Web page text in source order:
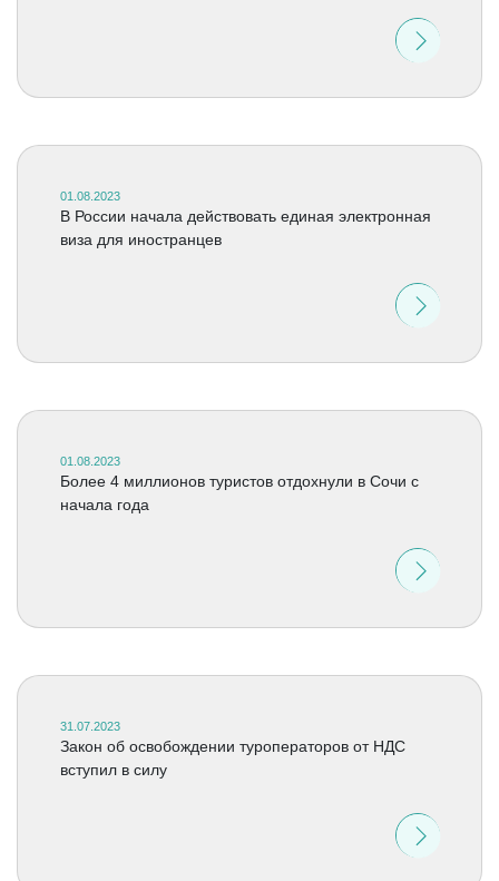
01.08.2023
В России начала действовать единая электронная
виза для иностранцев
01.08.2023
Более 4 миллионов туристов отдохнули в Сочи с
начала года
31.07.2023
Закон об освобождении туроператоров от НДС
вступил в силу